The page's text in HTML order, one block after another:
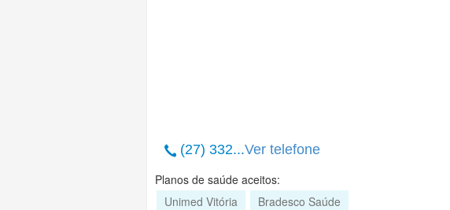
(27) 332...Ver telefone
Planos de saúde aceitos:
Unimed Vitória
Bradesco Saúde